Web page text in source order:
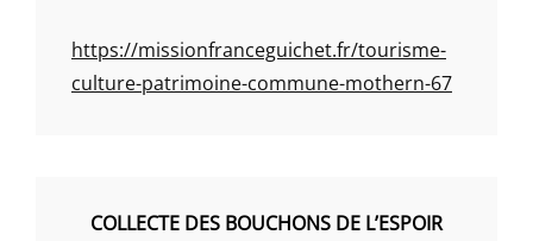
https://missionfranceguichet.fr/tourisme-
culture-patrimoine-commune-mothern-67
COLLECTE DES BOUCHONS DE L’ESPOIR